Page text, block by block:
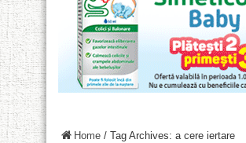
Home / Tag Archives: a cere iertare